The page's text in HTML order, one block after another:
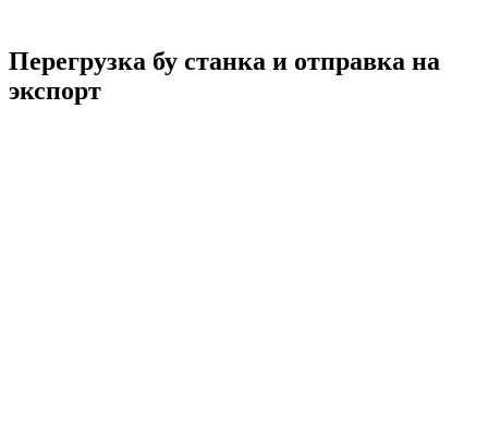
Перегрузка бу станка и отправка на
экспорт